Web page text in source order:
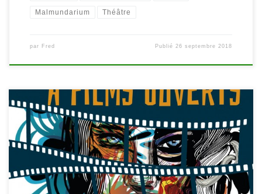
Malmundarium Théâtre
par Fred Publié26 septembre 2018
Le festival « A Films Ouverts » pour l’interculturalité et contre le
racisme est de retour au Malmundarium (entrée par la
bibliothèque) ce 24 mars 2016 pour sa 11e édition et c’est gratuit!
17h30: goûter-apéritif offert par Couleur Café. 19h: diffusion de
courts-métrages avec vote du public. Le Festival « A Films […]